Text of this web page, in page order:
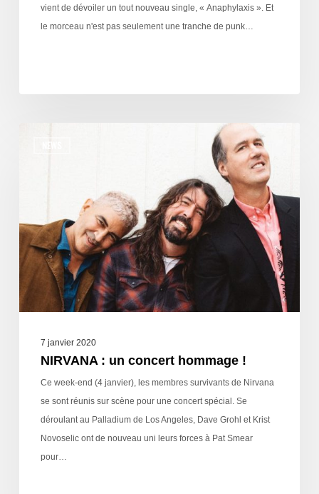
vient de dévoiler un tout nouveau single, « Anaphylaxis ». Et
le morceau n'est pas seulement une tranche de punk…
NEWS
7 janvier 2020
NIRVANA : un concert hommage !
Ce week-end (4 janvier), les membres survivants de Nirvana
se sont réunis sur scène pour une concert spécial. Se
déroulant au Palladium de Los Angeles, Dave Grohl et Krist
Novoselic ont de nouveau uni leurs forces à Pat Smear
pour…